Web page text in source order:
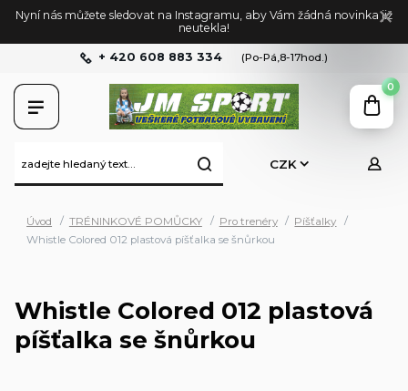
Nyní nás můžete sledovat na Instagramu, aby Vám žádná novinka již
neutekla!
CZK
+ 420 608 883 334 (Po-Pá,8-17hod.)
0
Úvod TRÉNINKOVÉ POMŮCKY Pro trenéry
Píšťalky
Whistle Colored 012 plastová píšťalka se šnůrkou
Whistle Colored 012 plastová
píšťalka se šnůrkou